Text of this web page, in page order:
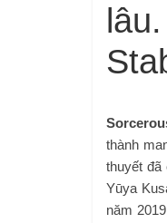
thành
thuyết đã
Yūya
năm